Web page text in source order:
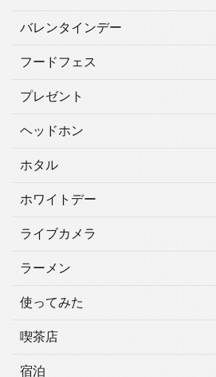
バレンタインデー
フードフェス
プレゼント
ヘッドホン
ホタル
ホワイトデー
ライブカメラ
ラーメン
使ってみた
喫茶店
宿泊